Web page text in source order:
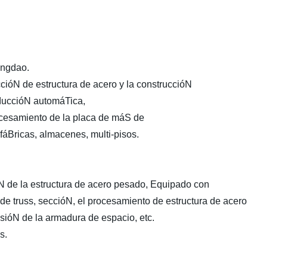
de estructura de acero y la construccióN
automáTica,
de la placa de máS de
almacenes, multi-pisos.
de la estructura de acero pesado, Equipado con
truss, seccióN, el procesamiento de estructura de acero
de la armadura de espacio, etc.